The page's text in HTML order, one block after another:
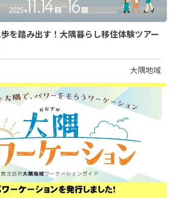
を踏み出す！大隅暮らし移住体験ツアー
大隅地域